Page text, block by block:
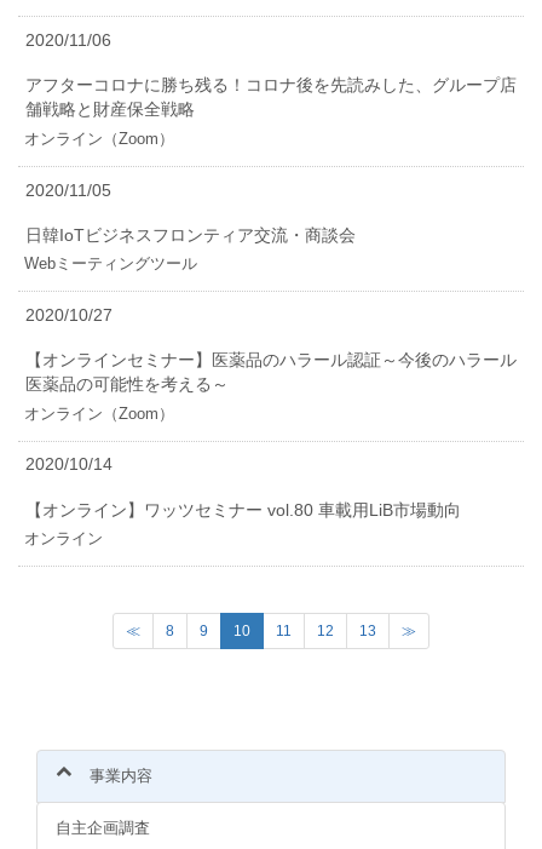
2020/11/06
アフターコロナに勝ち残る！コロナ後を先読みした、グループ店
舗戦略と財産保全戦略
オンライン（Zoom）
2020/11/05
日韓IoTビジネスフロンティア交流・商談会
Webミーティングツール
2020/10/27
【オンラインセミナー】医薬品のハラール認証～今後のハラール
医薬品の可能性を考える～
オンライン（Zoom）
2020/10/14
【オンライン】ワッツセミナー vol.80 車載用LiB市場動向
オンライン
≪ 8 9 10(
c
)
11 12 13 ≫
事業内容
自主企画調査